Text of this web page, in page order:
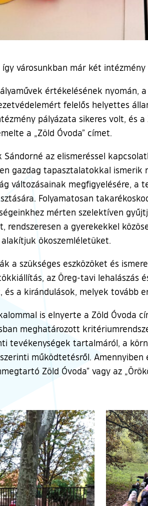
városunkban már két intézmény
értékelésének nyomán,
felelős helyettes
pályázata sikeres volt, és
a „Zöld Óvoda” címet.
Sándorné az elismeréssel
gazdag tapasztalatokkal
változásainak megfigyelésére, a
Folyamatosan
mérten szelektíven
rendszeresen a gyerekekkel
ökoszemléletüket.
a szükséges eszközöket és
az Öreg-tavi lehalászás
a kirándulások, melyek
is elnyerte a Zöld Óvoda
meghatározott
tevékenységek tartalmáról, a
működtetésről.
Zöld Óvoda” vagy az